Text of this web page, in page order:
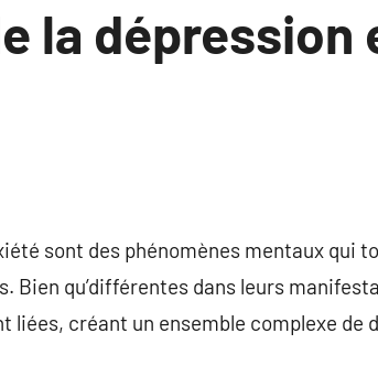
la dépression
sont des phénomènes mentaux qui
Bien qu’différentes dans leurs
liées, créant un ensemble complexe de